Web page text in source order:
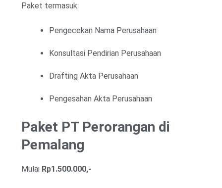
Paket termasuk:
Pengecekan Nama Perusahaan
Konsultasi Pendirian Perusahaan
Drafting Akta Perusahaan
Pengesahan Akta Perusahaan
Paket PT Perorangan di
Pemalang
Mulai Rp1.500.000,-